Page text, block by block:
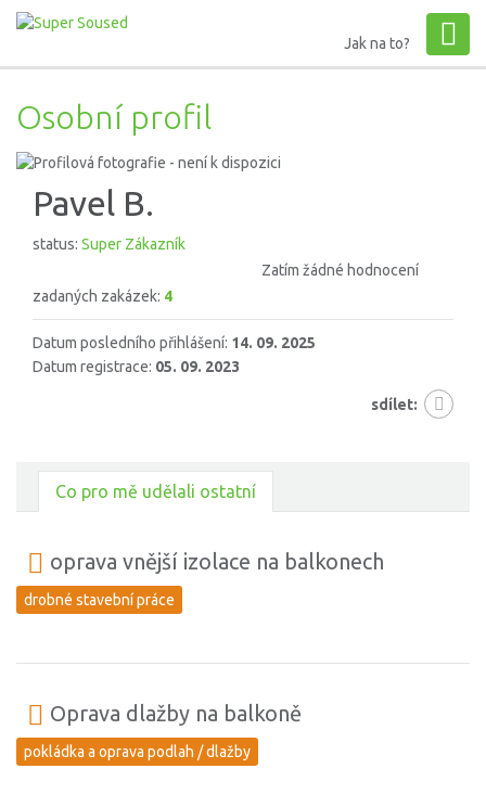
Jak na to?
Osobní profil
Pavel B.
status: Super Zákazník
Zatím žádné hodnocení
zadaných zakázek: 4
Datum posledního přihlášení: 14. 09. 2025
Datum registrace: 05. 09. 2023
sdílet:
Co pro mě udělali ostatní
oprava vnější izolace na balkonech
drobné stavební práce
Oprava dlažby na balkoně
pokládka a oprava podlah / dlažby